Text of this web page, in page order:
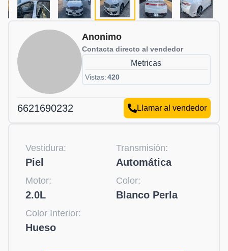
Anonimo
Contacta directo al vendedor
Metricas
Vistas:420
6621690232 Llamar al vendedor
Vestidura:
Piel
Transmisión:
Automática
Motor:
2.0L
Color:
Blanco Perla
Color Interior:
Hueso